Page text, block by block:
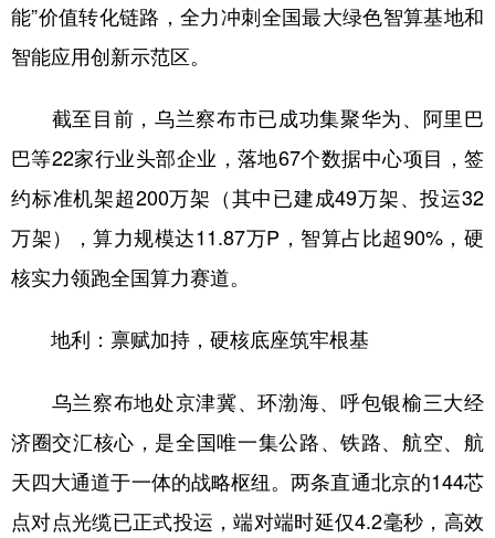
Deutsch Português
能”价值转化链路，全力冲刺全国最大绿色智算基地和
智能应用创新示范区。
截至目前，乌兰察布市已成功集聚华为、阿里巴
巴等22家行业头部企业，落地67个数据中心项目，签
约标准机架超200万架（其中已建成49万架、投运32
万架），算力规模达11.87万P，智算占比超90%，硬
核实力领跑全国算力赛道。
地利：禀赋加持，硬核底座筑牢根基
乌兰察布地处京津冀、环渤海、呼包银榆三大经
济圈交汇核心，是全国唯一集公路、铁路、航空、航
天四大通道于一体的战略枢纽。两条直通北京的144芯
点对点光缆已正式投运，端对端时延仅4.2毫秒，高效